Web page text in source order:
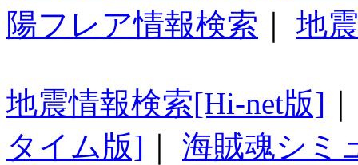
陽フレア情報検索
地
地震情報検索[Hi-net版]
タイム版]
海賊魂シミ